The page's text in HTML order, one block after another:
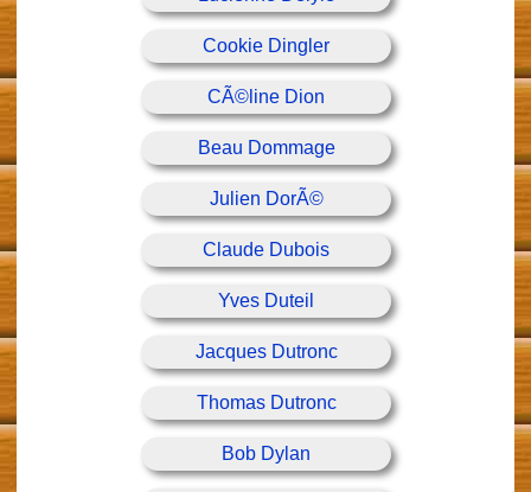
Cookie Dingler
CÃ©line Dion
Beau Dommage
Julien DorÃ©
Claude Dubois
Yves Duteil
Jacques Dutronc
Thomas Dutronc
Bob Dylan